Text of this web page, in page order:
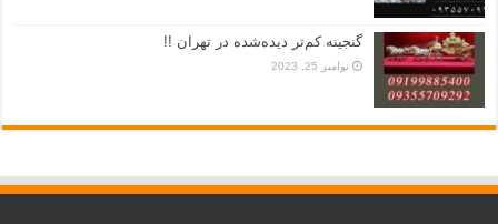
گنجینه کم‌تر دیده‌شده در تهران !!
نوامبر 25, 2023